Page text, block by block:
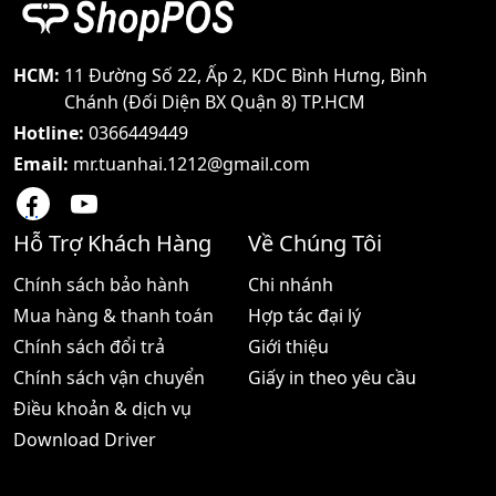
HCM: 11 Đường Số 22, Ấp 2, KDC Bình Hưng, Bình
Chánh (Đối Diện BX Quận 8) TP.HCM
Hotline: 0366449449
Email: mr.tuanhai.1212@gmail.com
Hỗ Trợ Khách Hàng
Chính sách bảo hành
Mua hàng & thanh toán
Chính sách đổi trả
Chính sách vận chuyển
Điều khoản & dịch vụ
Download Driver
Về Chúng Tôi
Chi nhánh
Hợp tác đại lý
Giới thiệu
Giấy in theo yêu cầu